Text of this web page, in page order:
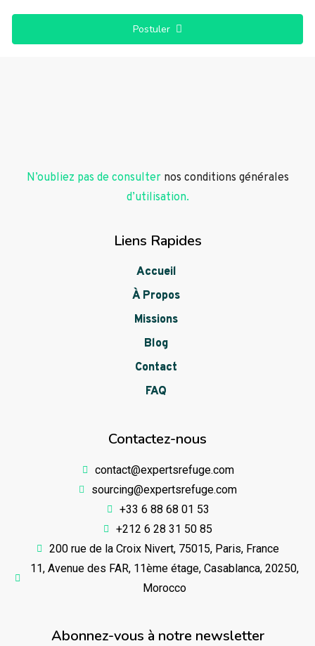
Postuler
N’oubliez pas de consulter nos conditions générales
d’utilisation.
Liens Rapides
Accueil
À Propos
Missions
Blog
Contact
FAQ
Contactez-nous
contact@expertsrefuge.com
sourcing@expertsrefuge.com
+33 6 88 68 01 53
+212 6 28 31 50 85
200 rue de la Croix Nivert, 75015, Paris, France
11, Avenue des FAR, 11ème étage, Casablanca, 20250,
Morocco
Abonnez-vous à notre newsletter